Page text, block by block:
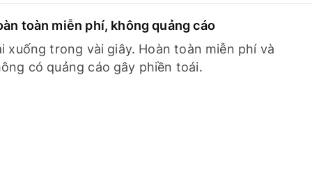
toàn miễn phí, không quảng cáo
xuống trong vài giây. Hoàn toàn miễn phí và
có quảng cáo gây phiền toái.